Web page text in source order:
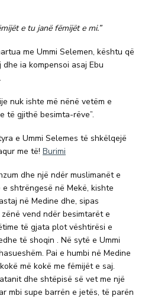
e tu janë fëmijët e mi.”
me Ummi Selemen, kështu që
ia kompensoi asaj Ebu
nuk ishte më nënë vetëm e
të gjithë besimta-rëve”.
e Ummi Selemes të shkëlqejë
me të! Burimi
dhe një ndër muslimanët e
shtrëngesë në Mekë, kishte
në Medine dhe, sipas
vend ndër besimtarët e
të gjata plot vështirësi e
të shoqin . Në sytë e Ummi
Pai e humbi në Medine
më kokë me fëmijët e saj.
dhe shtëpisë së vet me një
mbi supe barrën e jetës, të parën